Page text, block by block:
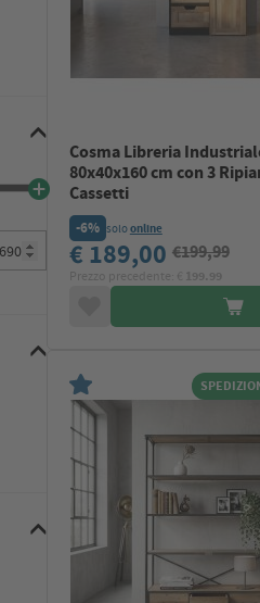
Cosma Libreria
80x40x160 cm con 3
Cassetti
-6% soloonline
€ 189,00 €199,99